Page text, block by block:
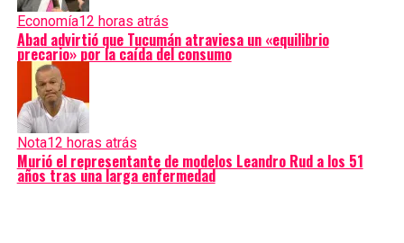
Economía12 horas atrás
Abad advirtió que Tucumán atraviesa un «equilibrio
precario» por la caída del consumo
Nota12 horas atrás
Murió el representante de modelos Leandro Rud a los 51
años tras una larga enfermedad